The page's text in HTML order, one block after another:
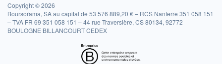
Copyright © 2026
Boursorama, SA au capital de 53 576 889,20 € – RCS Nanterre 351 058 151
– TVA FR 69 351 058 151 – 44 rue Traversière, CS 80134, 92772
BOULOGNE BILLANCOURT CEDEX